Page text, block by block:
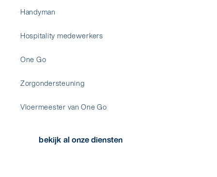
Handyman
Hospitality medewerkers
One Go
Zorgondersteuning
Vloermeester van One Go
bekijk al onze diensten